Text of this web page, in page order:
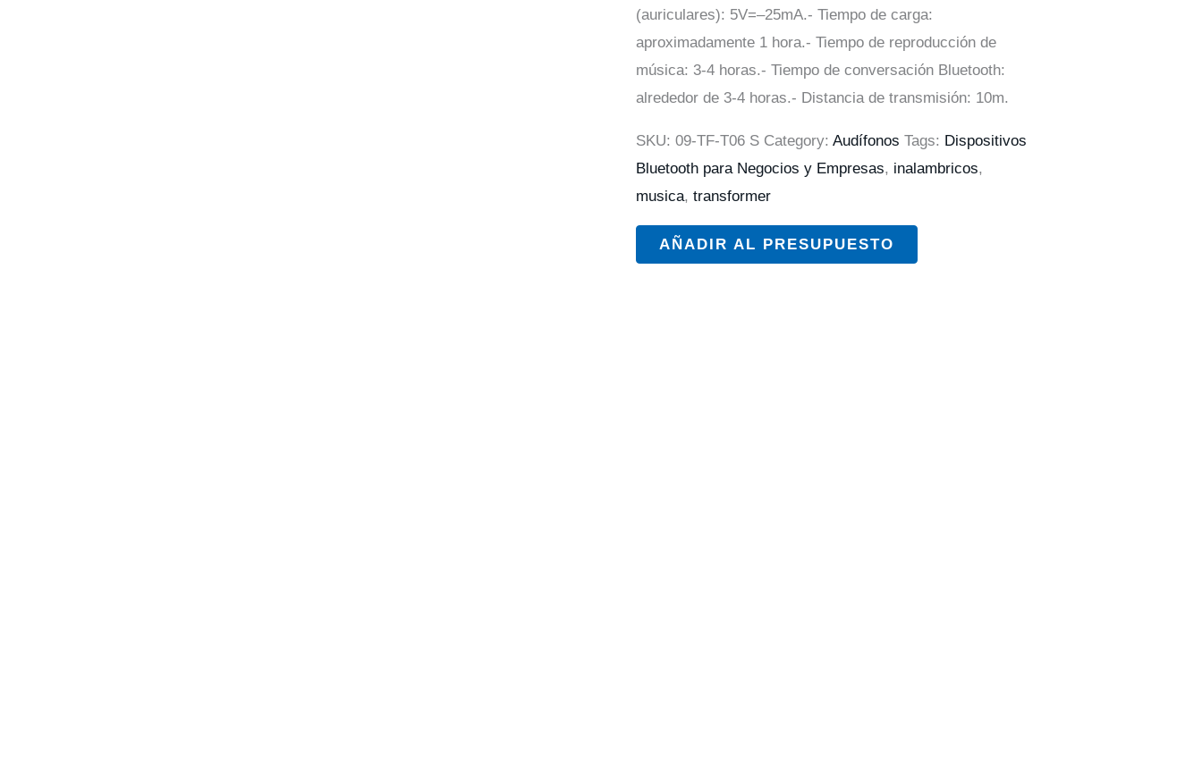
(auriculares): 5V=–25mA.- Tiempo de carga:
aproximadamente 1 hora.- Tiempo de reproducción de
música: 3-4 horas.- Tiempo de conversación Bluetooth:
alrededor de 3-4 horas.- Distancia de transmisión: 10m.
SKU: 09-TF-T06 S Category: Audífonos Tags: Dispositivos
Bluetooth para Negocios y Empresas, inalambricos,
musica, transformer
AÑADIR AL PRESUPUESTO